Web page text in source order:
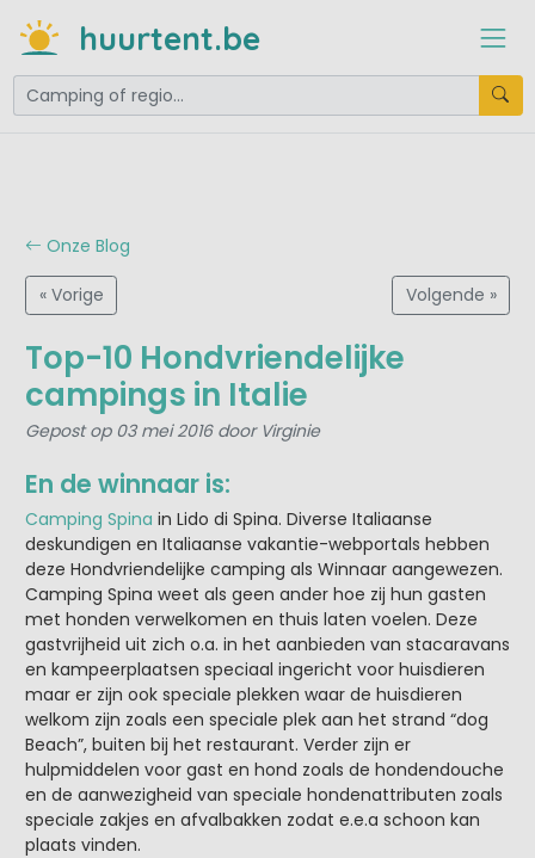
huurtent.be
Onze Blog
« Vorige Volgende »
Top-10 Hondvriendelijke
campings in Italie
Gepost op 03 mei 2016 door Virginie
En de winnaar is:
Camping Spina in Lido di Spina. Diverse Italiaanse
deskundigen en Italiaanse vakantie-webportals hebben
deze Hondvriendelijke camping als Winnaar aangewezen.
Camping Spina weet als geen ander hoe zij hun gasten
met honden verwelkomen en thuis laten voelen. Deze
gastvrijheid uit zich o.a. in het aanbieden van stacaravans
en kampeerplaatsen speciaal ingericht voor huisdieren
maar er zijn ook speciale plekken waar de huisdieren
welkom zijn zoals een speciale plek aan het strand “dog
Beach”, buiten bij het restaurant. Verder zijn er
hulpmiddelen voor gast en hond zoals de hondendouche
en de aanwezigheid van speciale hondenattributen zoals
speciale zakjes en afvalbakken zodat e.e.a schoon kan
plaats vinden.